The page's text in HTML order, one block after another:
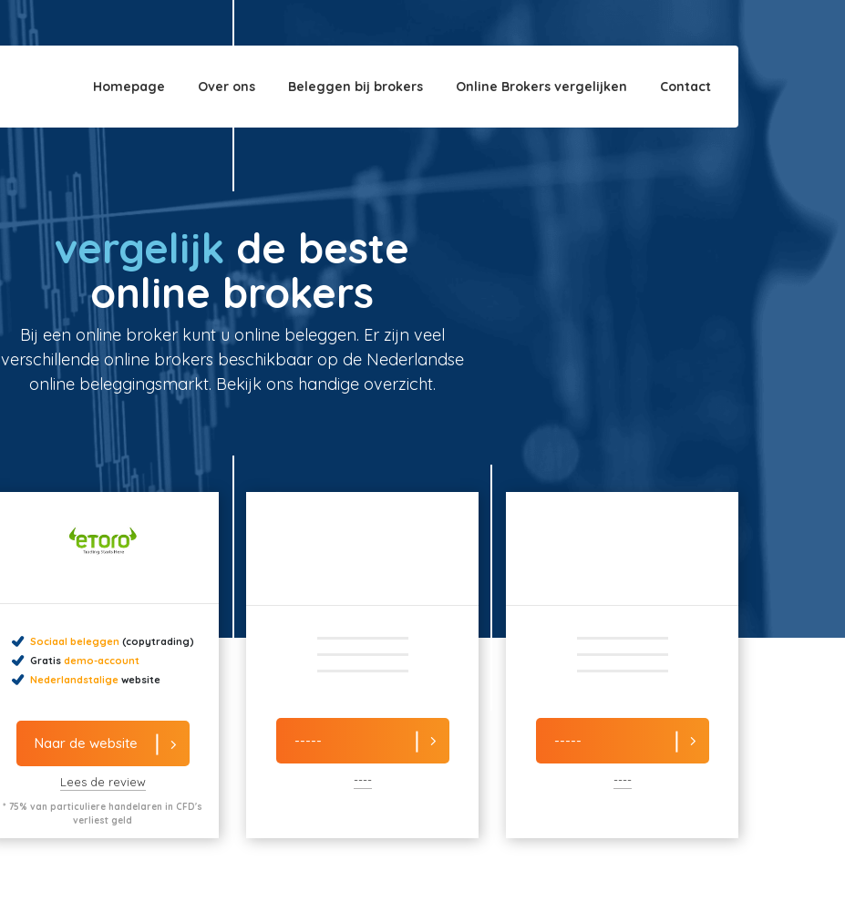
Homepage Over ons Beleggen bij brokers Online Brokers vergelijken Contact
vergelijk de beste
online brokers
Bij een online broker kunt u online beleggen. Er zijn veel
verschillende online brokers beschikbaar op de Nederlandse
online beleggingsmarkt. Bekijk ons handige overzicht.
Sociaal beleggen (copytrading)
Gratis demo-account
Nederlandstaligewebsite
Naar de website
Lees de review
* 75% van particuliere handelaren in CFD's
verliest geld
-----
----
-----
----